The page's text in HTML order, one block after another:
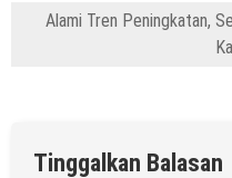
Alami Tren Peningkatan,
Tinggalkan Balasan